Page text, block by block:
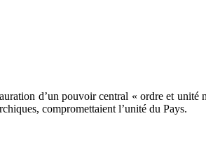
d’un pouvoir central « ordre et unité
compromettaient l’unité du Pays.